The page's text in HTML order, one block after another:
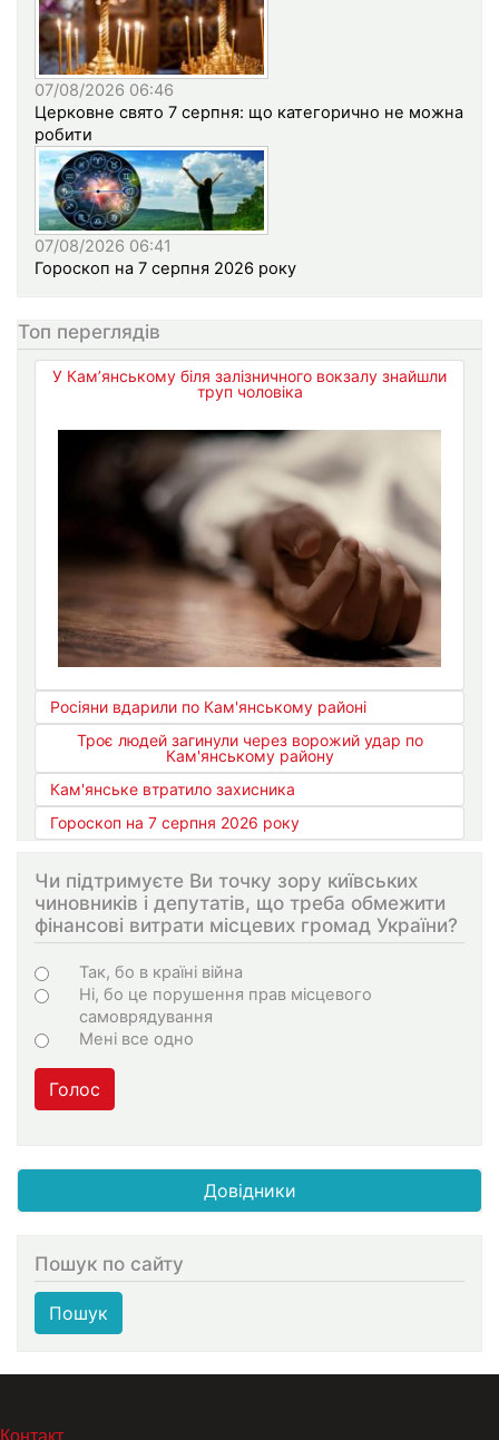
07/08/2026 06:46
Церковне свято 7 серпня: що категорично не можна
робити
07/08/2026 06:41
Гороскоп на 7 серпня 2026 року
Топ переглядів
У Кам’янському біля залізничного вокзалу знайшли
труп чоловіка
Росіяни вдарили по Кам'янському районі
Троє людей загинули через ворожий удар по
Кам'янському району
Кам'янське втратило захисника
Гороскоп на 7 серпня 2026 року
Чи підтримуєте Ви точку зору київських
чиновників і депутатів, що треба обмежити
фінансові витрати місцевих громад України?
Choices
Так, бо в країні війна
Ні, бо це порушення прав місцевого
самоврядування
Мені все одно
Голос
Довідники
Пошук по сайту
Пошук
МЕНЮ В ПОДВАЛЕ